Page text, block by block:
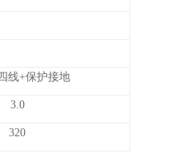
线+保护接地
3.0
320